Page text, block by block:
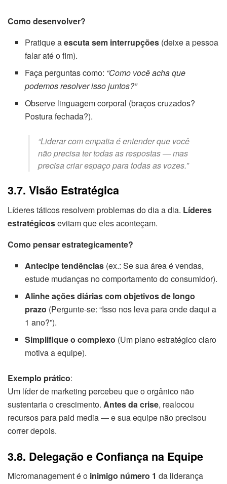
Como desenvolver?
Pratique aescuta sem interrupções (deixe a pessoa
falar até o fim).
Faça perguntas como: “Como você acha que
podemos resolver isso juntos?”
Observe linguagem corporal (braços cruzados?
Postura fechada?).
“Liderar com empatia é entender que você
não precisa ter todas as respostas — mas
precisa criar espaço para todas as vozes.”
3.7. Visão Estratégica
Líderes táticos resolvem problemas do dia a dia. Líderes
estratégicosevitam que eles aconteçam.
Como pensar estrategicamente?
Antecipe tendências (ex.: Se sua área é vendas,
estude mudanças no comportamento do consumidor).
Alinhe ações diárias com objetivos de longo
prazo (Pergunte-se: “Isso nos leva para onde daqui a
1 ano?”).
Simplifique o complexo (Um plano estratégico claro
motiva a equipe).
Exemplo prático:
Um líder de marketing percebeu que o orgânico não
sustentaria o crescimento. Antes da crise, realocou
recursos para paid media — e sua equipe não precisou
correr depois.
3.8. Delegação e Confiança na Equipe
Micromanagement é o inimigo número 1 da liderança